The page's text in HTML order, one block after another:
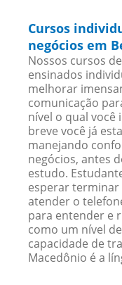
Cursos
negócios em
Nossos cursos
ensinados
melhorar
comunicação
nível o qual você
breve você já
manejando
negócios, antes
estudo.
esperar terminar
atender o
para entender e
como um nível
capacidade de
Macedônio é a